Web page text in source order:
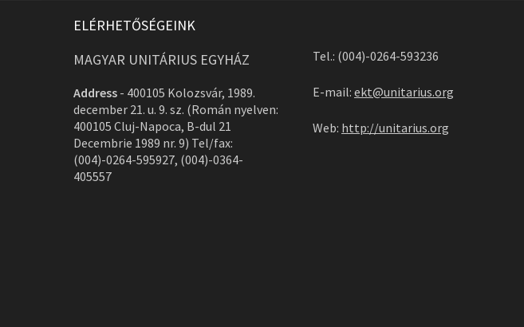
ELÉRHETŐSÉGEINK
MAGYAR UNITÁRIUS EGYHÁZ
Address - 400105 Kolozsvár, 1989.
december 21. u. 9. sz. (Román nyelven:
400105 Cluj-Napoca, B-dul 21
Decembrie 1989 nr. 9) Tel/fax:
(004)-0264-595927, (004)-0364-
405557
Tel.: (004)-0264-593236
E-mail: ekt@unitarius.org
Web: http://unitarius.org